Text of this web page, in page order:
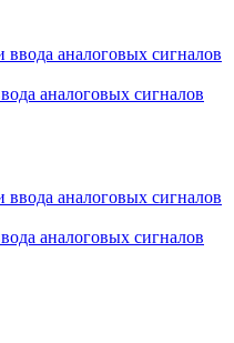
аналоговых сигналов
аналоговых сигналов